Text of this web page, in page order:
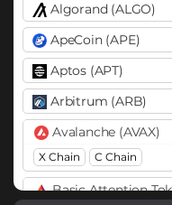
Algorand (ALGO)
ApeCoin (APE)
Aptos (APT)
Arbitrum (ARB)
Avalanche (AVAX)
X Chain C Chain
Basic Attention